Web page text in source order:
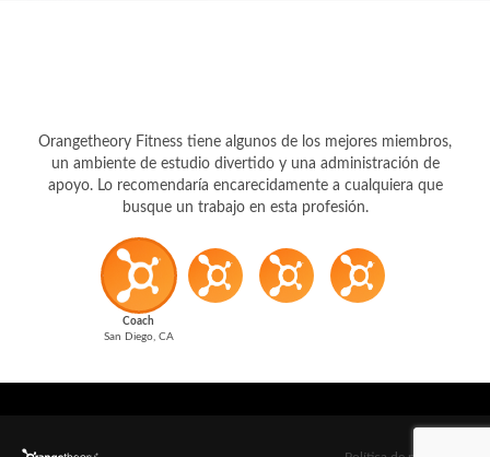
un ambiente de estudio divertido y una administración de
apoyo. Lo recomendaría encarecidamente a cualquiera que
busque un trabajo en esta profesión.
Coach
San Diego, CA